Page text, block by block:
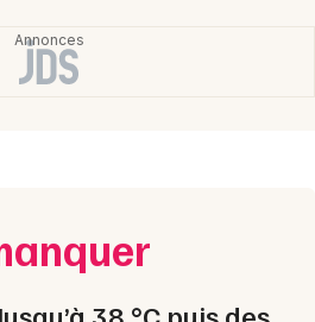
Jusqu’à 38 °C puis des